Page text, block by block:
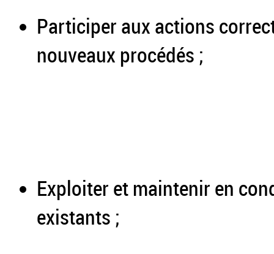
Participer aux actions
nouveaux procédés ;
Exploiter et maintenir en
existants ;